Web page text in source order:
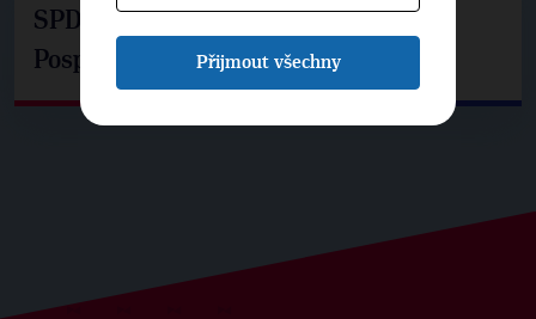
SPD už není ve zprávě o extremismu.
Pospíšil: Je tu pachuť
Přijmout všechny